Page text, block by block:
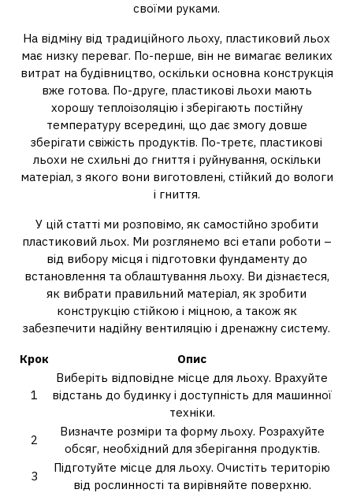
своїми руками.
На відміну від традиційного льоху, пластиковий льох
має низку переваг. По-перше, він не вимагає великих
витрат на будівництво, оскільки основна конструкція
вже готова. По-друге, пластикові льохи мають
хорошу теплоізоляцію і зберігають постійну
температуру всередині, що дає змогу довше
зберігати свіжість продуктів. По-третє, пластикові
льохи не схильні до гниття і руйнування, оскільки
матеріал, з якого вони виготовлені, стійкий до вологи
і гниття.
У цій статті ми розповімо, як самостійно зробити
пластиковий льох. Ми розглянемо всі етапи роботи –
від вибору місця і підготовки фундаменту до
встановлення та облаштування льоху. Ви дізнаєтеся,
як вибрати правильний матеріал, як зробити
конструкцію стійкою і міцною, а також як
забезпечити надійну вентиляцію і дренажну систему.
Крок Опис
1
Виберіть відповідне місце для льоху. Врахуйте
відстань до будинку і доступність для машинної
техніки.
2
Визначте розміри та форму льоху. Розрахуйте
обсяг, необхідний для зберігання продуктів.
3
Підготуйте місце для льоху. Очистіть територію
від рослинності та вирівняйте поверхню.